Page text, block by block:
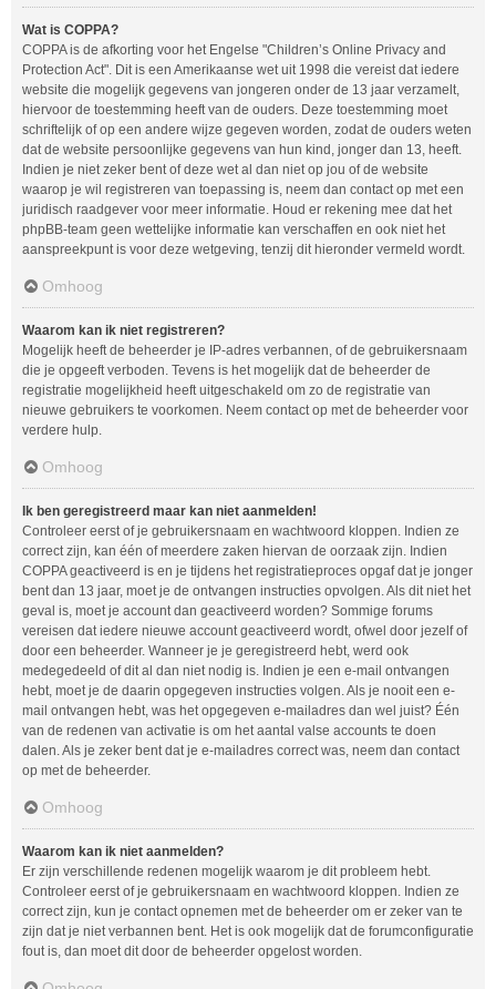
Wat is COPPA?
COPPA is de afkorting voor het Engelse "Children’s Online Privacy and
Protection Act". Dit is een Amerikaanse wet uit 1998 die vereist dat iedere
website die mogelijk gegevens van jongeren onder de 13 jaar verzamelt,
hiervoor de toestemming heeft van de ouders. Deze toestemming moet
schriftelijk of op een andere wijze gegeven worden, zodat de ouders weten
dat de website persoonlijke gegevens van hun kind, jonger dan 13, heeft.
Indien je niet zeker bent of deze wet al dan niet op jou of de website
waarop je wil registreren van toepassing is, neem dan contact op met een
juridisch raadgever voor meer informatie. Houd er rekening mee dat het
phpBB-team geen wettelijke informatie kan verschaffen en ook niet het
aanspreekpunt is voor deze wetgeving, tenzij dit hieronder vermeld wordt.
Omhoog
Waarom kan ik niet registreren?
Mogelijk heeft de beheerder je IP-adres verbannen, of de gebruikersnaam
die je opgeeft verboden. Tevens is het mogelijk dat de beheerder de
registratie mogelijkheid heeft uitgeschakeld om zo de registratie van
nieuwe gebruikers te voorkomen. Neem contact op met de beheerder voor
verdere hulp.
Omhoog
Ik ben geregistreerd maar kan niet aanmelden!
Controleer eerst of je gebruikersnaam en wachtwoord kloppen. Indien ze
correct zijn, kan één of meerdere zaken hiervan de oorzaak zijn. Indien
COPPA geactiveerd is en je tijdens het registratieproces opgaf dat je jonger
bent dan 13 jaar, moet je de ontvangen instructies opvolgen. Als dit niet het
geval is, moet je account dan geactiveerd worden? Sommige forums
vereisen dat iedere nieuwe account geactiveerd wordt, ofwel door jezelf of
door een beheerder. Wanneer je je geregistreerd hebt, werd ook
medegedeeld of dit al dan niet nodig is. Indien je een e-mail ontvangen
hebt, moet je de daarin opgegeven instructies volgen. Als je nooit een e-
mail ontvangen hebt, was het opgegeven e-mailadres dan wel juist? Één
van de redenen van activatie is om het aantal valse accounts te doen
dalen. Als je zeker bent dat je e-mailadres correct was, neem dan contact
op met de beheerder.
Omhoog
Waarom kan ik niet aanmelden?
Er zijn verschillende redenen mogelijk waarom je dit probleem hebt.
Controleer eerst of je gebruikersnaam en wachtwoord kloppen. Indien ze
correct zijn, kun je contact opnemen met de beheerder om er zeker van te
zijn dat je niet verbannen bent. Het is ook mogelijk dat de forumconfiguratie
fout is, dan moet dit door de beheerder opgelost worden.